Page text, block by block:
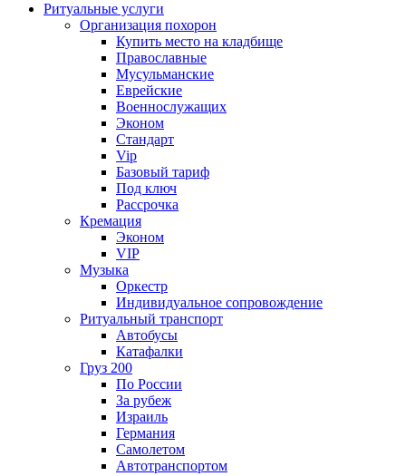
Ритуальные услуги
Организация похорон
Купить место на кладбище
Православные
Мусульманские
Еврейские
Военнослужащих
Эконом
Стандарт
Vip
Базовый тариф
Под ключ
Рассрочка
Кремация
Эконом
VIP
Музыка
Оркестр
Индивидуальное сопровождение
Ритуальный транспорт
Автобусы
Катафалки
Груз 200
По России
За рубеж
Израиль
Германия
Самолетом
Автотранспортом